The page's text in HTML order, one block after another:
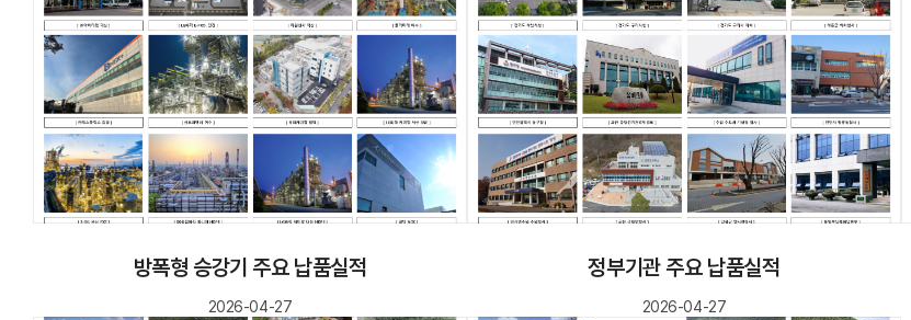
방폭형 승강기 주요 납품실적
2026-04-27
정부기관 주요 납품실적
2026-04-27